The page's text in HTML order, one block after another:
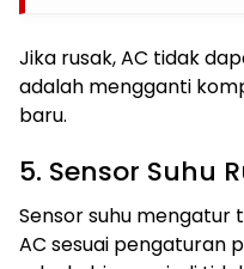
Jika rusak, AC tidak
adalah mengganti
baru.
5. Sensor Suhu
Sensor suhu mengatur
AC sesuai pengaturan